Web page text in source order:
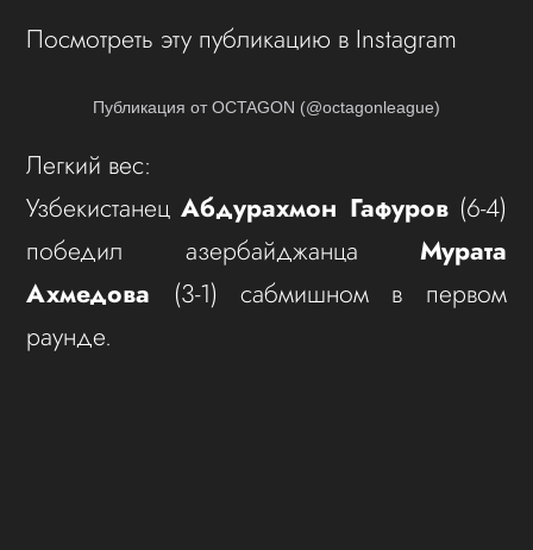
Посмотреть эту публикацию в Instagram
Публикация от OCTAGON (@octagonleague)
Легкий вес:
Узбекистанец Абдурахмон Гафуров (6-4)
победил азербайджанца Мурата
Ахмедова (3-1) сабмишном в первом
раунде.